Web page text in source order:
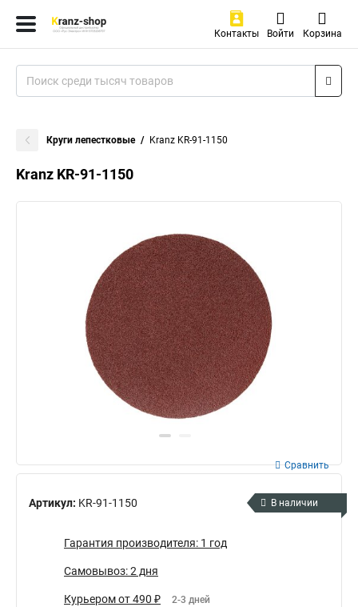
Контакты Войти Корзина
Круги лепестковые Kranz KR-91-1150
Kranz KR-91-1150
Артикул: KR-91-1150
Сравнить
В наличии
Гарантия производителя: 1 год
Самовывоз: 2 дня
Курьером от 490 ₽ 2-3 дней